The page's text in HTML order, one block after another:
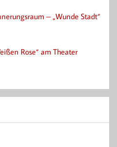
– „Wunde Stadt“
Rose“ am Theater